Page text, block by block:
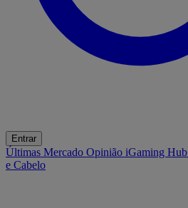
Entrar
Últimas Mercado Opinião iGaming Hub
e Cabelo